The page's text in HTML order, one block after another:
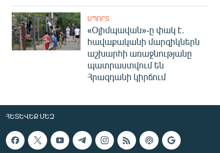
ՍՊՈՐՏ
«Օլիմպավան»-ը փակ է.
հավաքականի մարզիկներն
աշխարհի առաջնությանը
պատրաստվում են
Հրազդանի կիրճում
ՀԵՏԵՎԵՔ ՄԵԶ